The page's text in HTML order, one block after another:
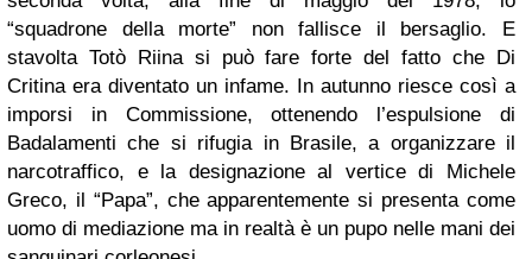
“squadrone della morte” non fallisce il bersaglio. E
stavolta Totò Riina si può fare forte del fatto che Di
Critina era diventato un infame. In autunno riesce così a
imporsi in Commissione, ottenendo l’espulsione di
Badalamenti che si rifugia in Brasile, a organizzare il
narcotraffico, e la designazione al vertice di Michele
Greco, il “Papa”, che apparentemente si presenta come
uomo di mediazione ma in realtà è un pupo nelle mani dei